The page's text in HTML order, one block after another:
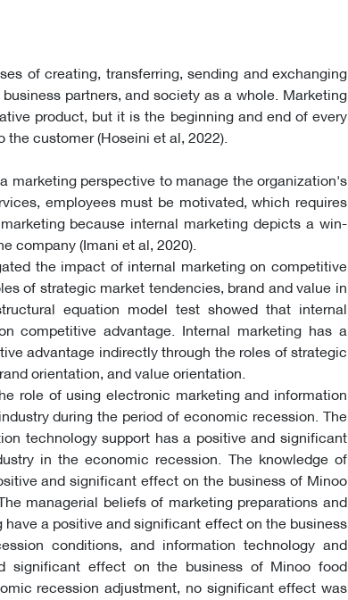
of creating, transferring, sending and exchanging
partners, and society as a whole. Marketing
product, but it is the beginning and end of every
customer (Hoseini et al, 2022).
marketing perspective to manage the organization's
employees must be motivated, which requires
because internal marketing depicts a win-
company (Imani et al, 2020).
the impact of internal marketing on competitive
of strategic market tendencies, brand and value in
equation model test showed that internal
competitive advantage. Internal marketing has a
advantage indirectly through the roles of strategic
orientation, and value orientation.
role of using electronic marketing and information
during the period of economic recession. The
technology support has a positive and significant
in the economic recession. The knowledge of
and significant effect on the business of Minoo
managerial beliefs of marketing preparations and
a positive and significant effect on the business
conditions, and information technology and
significant effect on the business of Minoo food
recession adjustment, no significant effect was